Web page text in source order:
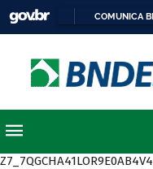
COMUNICA